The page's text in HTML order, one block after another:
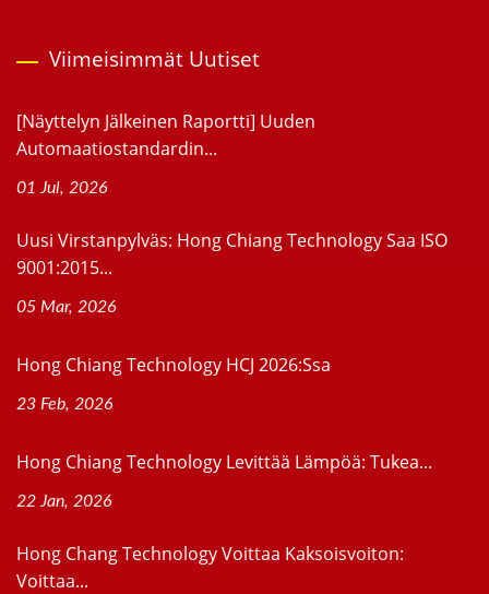
Viimeisimmät Uutiset
[Näyttelyn Jälkeinen Raportti] Uuden
Automaatiostandardin...
01 Jul, 2026
Uusi Virstanpylväs: Hong Chiang Technology Saa ISO
9001:2015...
05 Mar, 2026
Hong Chiang Technology HCJ 2026:ssa
23 Feb, 2026
Hong Chiang Technology Levittää Lämpöä: Tukea...
22 Jan, 2026
Hong Chang Technology Voittaa Kaksoisvoiton:
Voittaa...